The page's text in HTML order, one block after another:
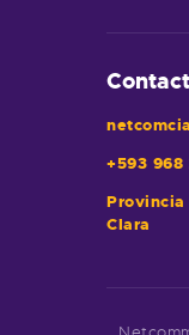
+593 968
Provincia
Clara